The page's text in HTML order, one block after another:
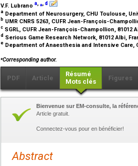
V.F. Lubrano a ⁎ d
a Department of Neurosurgery, CHU Toulouse,
b UMR CNRS 5263, CUFR Jean-François-
c SGRL, CUFR Jean-François-Champollion, 81012
d Serious Game Research Network, 81012 Albi,
e Department of Anaesthesia and Intensive Care,
⁎Corresponding author.
PDF Article
Résumé
Mots clés
Figures
Bienvenue sur EM-consulte, la
Article gratuit.
Connectez-vous pour en bénéficier!
Abstract